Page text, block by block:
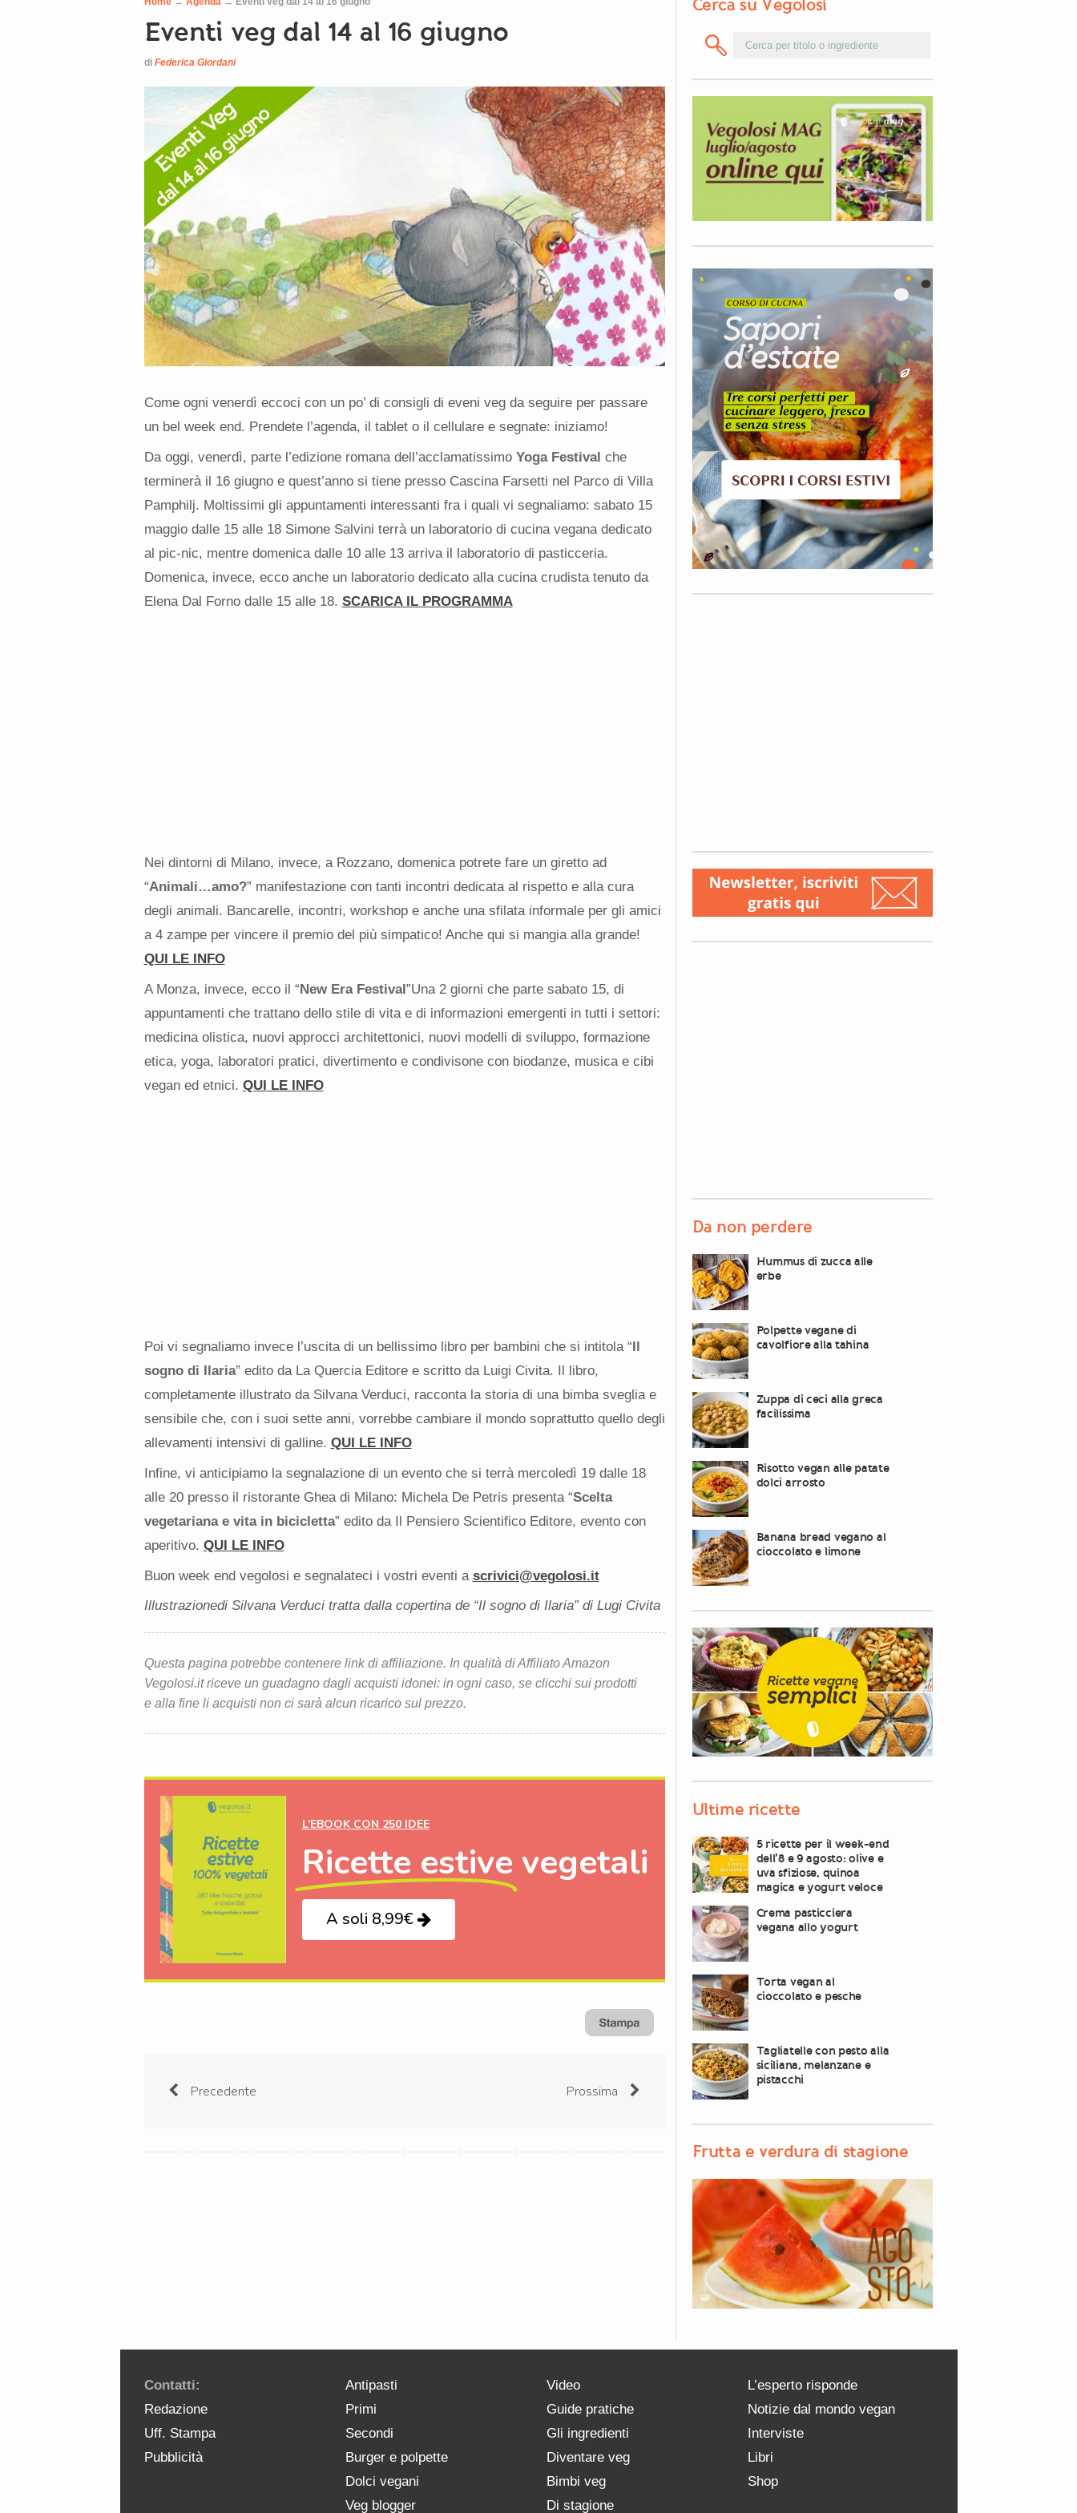
Eventi veg dal 14 al 16 giugno
di Federica Giordani
Come ogni venerdì eccoci con un po’ di consigli di eveni veg da seguire per passare
un bel week end. Prendete l’agenda, il tablet o il cellulare e segnate: iniziamo!
Da oggi, venerdì, parte l’edizione romana dell’acclamatissimo Yoga Festival che
terminerà il 16 giugno e quest’anno si tiene presso Cascina Farsetti nel Parco di Villa
Pamphilj. Moltissimi gli appuntamenti interessanti fra i quali vi segnaliamo: sabato 15
maggio dalle 15 alle 18 Simone Salvini terrà un laboratorio di cucina vegana dedicato
al pic-nic, mentre domenica dalle 10 alle 13 arriva il laboratorio di pasticceria.
Domenica, invece, ecco anche un laboratorio dedicato alla cucina crudista tenuto da
Elena Dal Forno dalle 15 alle 18. SCARICA IL PROGRAMMA
Nei dintorni di Milano, invece, a Rozzano, domenica potrete fare un giretto ad
“Animali…amo?” manifestazione con tanti incontri dedicata al rispetto e alla cura
degli animali. Bancarelle, incontri, workshop e anche una sfilata informale per gli amici
a 4 zampe per vincere il premio del più simpatico! Anche qui si mangia alla grande!
QUI LE INFO
A Monza, invece, ecco il “New Era Festival”Una 2 giorni che parte sabato 15, di
appuntamenti che trattano dello stile di vita e di informazioni emergenti in tutti i settori:
medicina olistica, nuovi approcci architettonici, nuovi modelli di sviluppo, formazione
etica, yoga, laboratori pratici, divertimento e condivisone con biodanze, musica e cibi
vegan ed etnici. QUI LE INFO
Poi vi segnaliamo invece l’uscita di un bellissimo libro per bambini che si intitola “Il
sogno di Ilaria” edito da La Quercia Editore e scritto da Luigi Civita. Il libro,
completamente illustrato da Silvana Verduci, racconta la storia di una bimba sveglia e
sensibile che, con i suoi sette anni, vorrebbe cambiare il mondo soprattutto quello degli
allevamenti intensivi di galline. QUI LE INFO
Infine, vi anticipiamo la segnalazione di un evento che si terrà mercoledì 19 dalle 18
alle 20 presso il ristorante Ghea di Milano: Michela De Petris presenta “Scelta
vegetariana e vita in bicicletta” edito da Il Pensiero Scientifico Editore, evento con
aperitivo. QUI LE INFO
Buon week end vegolosi e segnalateci i vostri eventi a scrivici@vegolosi.it
Illustrazionedi Silvana Verduci tratta dalla copertina de “Il sogno di Ilaria” di Lugi Civita
Questa pagina potrebbe contenere link di affiliazione. In qualità di Affiliato Amazon
Vegolosi.it riceve un guadagno dagli acquisti idonei: in ogni caso, se clicchi sui prodotti
e alla fine li acquisti non ci sarà alcun ricarico sul prezzo.
L’EBOOK CON 250 IDEE
Ricette estive vegetali
A soli 8,99€
Precedente Prossima
Cerca su Vegolosi
Da non perdere
Hummus di zucca alle
erbe
Polpette vegane di
cavolfiore alla tahina
Zuppa di ceci alla greca
facilissima
Risotto vegan alle patate
dolci arrosto
Banana bread vegano al
cioccolato e limone
Ultime ricette
5 ricette per il week-end
dell’8 e 9 agosto: olive e
uva sfiziose, quinoa
magica e yogurt veloce
Crema pasticciera
vegana allo yogurt
Torta vegan al
cioccolato e pesche
Tagliatelle con pesto alla
siciliana, melanzane e
pistacchi
Frutta e verdura di stagione
Contatti:
Redazione
Uff. Stampa
Pubblicità
Antipasti
Primi
Secondi
Burger e polpette
Dolci vegani
Veg blogger
Video
Guide pratiche
Gli ingredienti
Diventare veg
Bimbi veg
Di stagione
L’esperto risponde
Notizie dal mondo vegan
Interviste
Libri
Shop